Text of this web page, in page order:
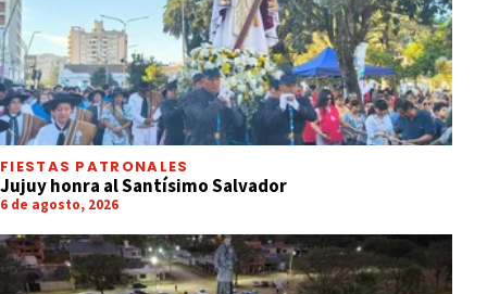
FIESTAS PATRONALES
Jujuy honra al Santísimo Salvador
6 de agosto, 2026